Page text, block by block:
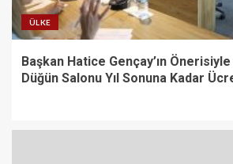
ÜLKE
Başkan Hatice Gençay’ın
Düğün Salonu Yıl Sonuna Kadar